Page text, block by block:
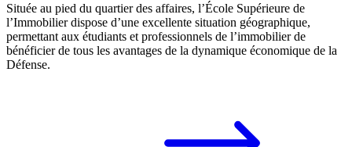
Située au pied du quartier des affaires, l’École Supérieure de
l’Immobilier dispose d’une excellente situation géographique,
permettant aux étudiants et professionnels de l’immobilier de
bénéficier de tous les avantages de la dynamique économique de la
Défense.